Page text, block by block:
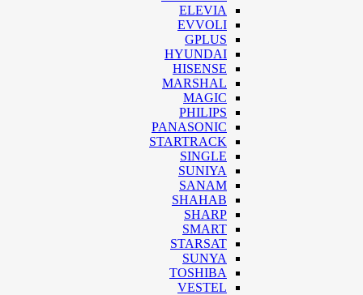
ELEVIA
EVVOLI
GPLUS
HYUNDAI
HISENSE
MARSHAL
MAGIC
PHILIPS
PANASONIC
STARTRACK
SINGLE
SUNIYA
SANAM
SHAHAB
SHARP
SMART
STARSAT
SUNYA
TOSHIBA
VESTEL